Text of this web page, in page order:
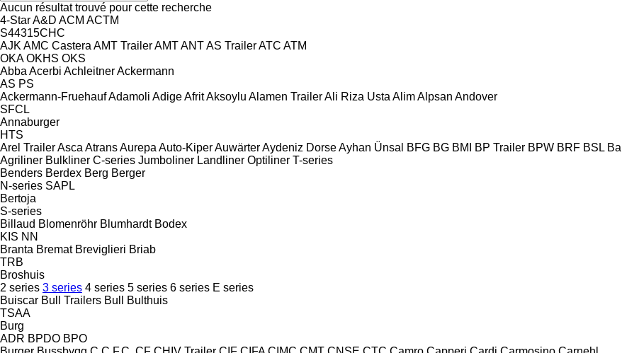
Aucun résultat trouvé pour cette recherche
4-StarA&D ACM ACTM
S44315CHC
AJK AMC Castera AMT TrailerAMTANTAS TrailerATC ATM
OKA OKHS OKS
Abba Acerbi AchleitnerAckermann
AS PS
Ackermann-FruehaufAdamoli AdigeAfritAksoylu Alamen TrailerAli Riza Usta AlimAlpsan Andover
SFCL
Annaburger
HTS
Arel TrailerAsca AtransAurepa Auto-KiperAuwärterAydeniz DorseAyhan Ünsal BFG BG BMI BP Trailer BPW BRF BSL
Agriliner Bulkliner C-series Jumboliner Landliner Optiliner T-series
Benders Berdex Berg Berger
N-series SAPL
Bertoja
S-series
Billaud Blomenröhr Blumhardt Bodex
KIS NN
Branta Bremat Breviglieri Briab
TRB
Broshuis
2 series 3 series 4 series 5 series 6 series E series
Buiscar Bull Trailers Bull
Bulthuis
TSAA
Burg
ADR BPDO BPO